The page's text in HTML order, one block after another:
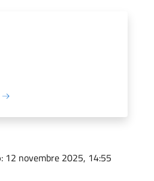
: 12 novembre 2025, 14:55